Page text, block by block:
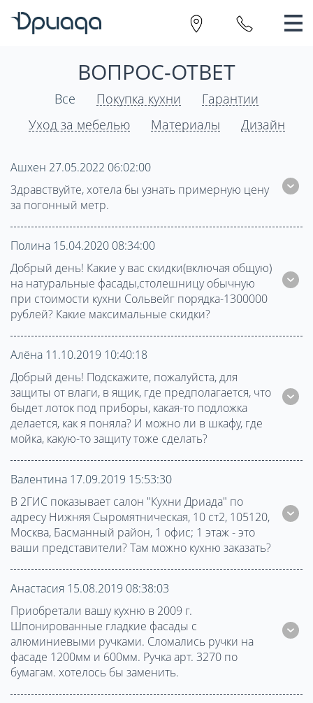
ВОПРОС-ОТВЕТ
Все Покупка кухни
Гарантии
Уход за мебелью
Материалы Дизайн
Ашхен 27.05.2022 06:02:00
Здравствуйте, хотела бы узнать примерную цену
за погонный метр.
Полина 15.04.2020 08:34:00
Добрый день! Какие у вас скидки(включая общую)
на натуральные фасады,столешницу обычную
при стоимости кухни Сольвейг порядка-1300000
рублей? Какие максимальные скидки?
Алёна 11.10.2019 10:40:18
Добрый день! Подскажите, пожалуйста, для
защиты от влаги, в ящик, где предполагается, что
быдет лоток под приборы, какая-то подложка
делается, как я поняла? И можно ли в шкафу, где
мойка, какую-то защиту тоже сделать?
Валентина 17.09.2019 15:53:30
В 2ГИС показывает салон "Кухни Дриада" по
адресу Нижняя Сыромятническая, 10 ст2, 105120,
Москва, Басманный район, 1 офис; 1 этаж - это
ваши представители? Там можно кухню заказать?
Анастасия 15.08.2019 08:38:03
Приобретали вашу кухню в 2009 г.
Шпонированные гладкие фасады с
алюминиевыми ручками. Сломались ручки на
фасаде 1200мм и 600мм. Ручка арт. 3270 по
бумагам. хотелось бы заменить.